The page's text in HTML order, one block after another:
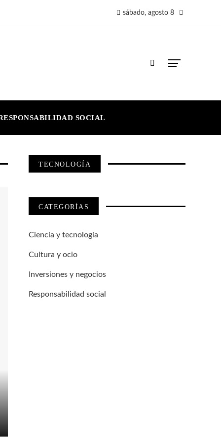
sábado, agosto 8
SOCIAL
TECNOLOGÍA
CATEGORÍAS
Ciencia y tecnología
Cultura y ocio
Inversiones y negocios
Responsabilidad social